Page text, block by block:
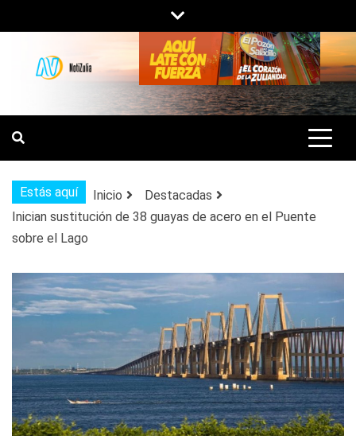
al
contenido
NOTIZULIA
NOTICIAS DEL ZULIA, VENEZUELA Y
DE INTERÉS GENERAL.
Estás aquí Inicio
Destacadas
Inician sustitución de 38 guayas de acero en el Puente
sobre el Lago